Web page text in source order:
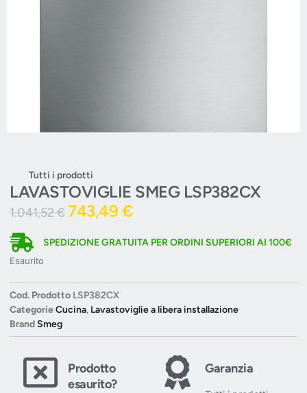
Tutti i prodotti
LAVASTOVIGLIE SMEG LSP382CX
1.041,52€743,49 €
SPEDIZIONE GRATUITA PER ORDINI SUPERIORI AI 100€
Esaurito
Cod. Prodotto LSP382CX
CategorieCucina, Lavastoviglie a libera installazione
BrandSmeg
Prodotto
esaurito?
Garanzia